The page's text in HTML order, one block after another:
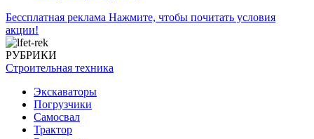
Бессплатная реклама Нажмите, чтобы почитать условия
акции!
РУБРИКИ
Строительная техника
Экскаваторы
Погрузчики
Самосвал
Трактор